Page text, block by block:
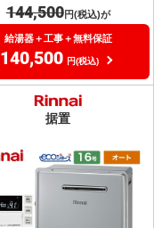
144,500円(税込)が
給湯器＋工事＋無料保証
140,500 円(税込)
据置